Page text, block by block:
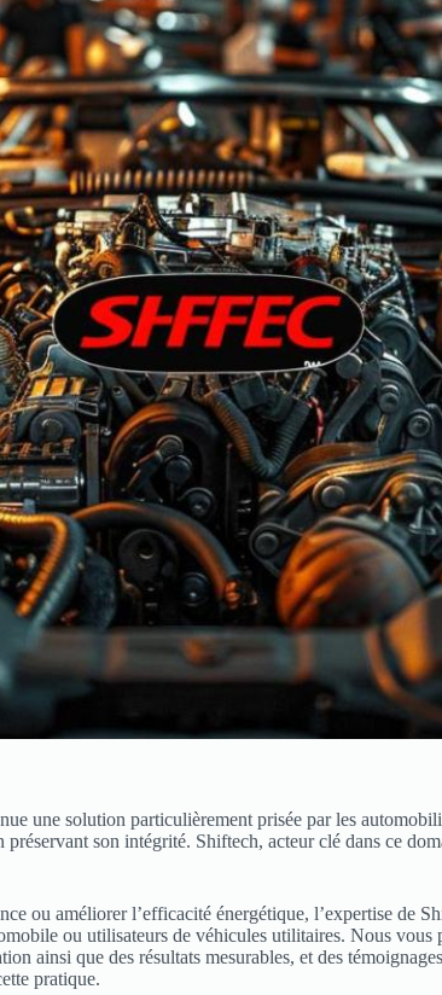
une solution particulièrement prisée par les
son intégrité. Shiftech, acteur clé dans ce
ou améliorer l’efficacité énergétique, l’expertise de
ou utilisateurs de véhicules utilitaires. Nous vous
ainsi que des résultats mesurables, et des
pratique.